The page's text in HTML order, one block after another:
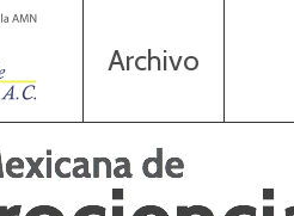
Archivo